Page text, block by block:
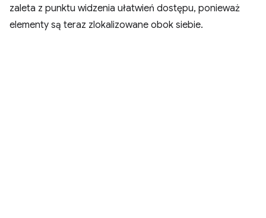
zaleta z punktu widzenia ułatwień dostępu, ponieważ
elementy są teraz zlokalizowane obok siebie.